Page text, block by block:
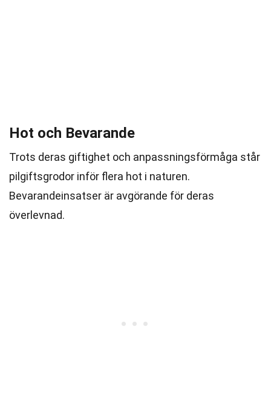
Hot och Bevarande
Trots deras giftighet och anpassningsförmåga står
pilgiftsgrodor inför flera hot i naturen.
Bevarandeinsatser är avgörande för deras
överlevnad.